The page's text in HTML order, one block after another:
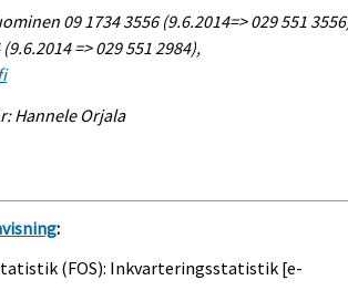
09 1734 3556 (9.6.2014=> 029 551
=> 029 551 2984),
Hannele Orjala
:
(FOS): Inkvarteringsstatistik [e-